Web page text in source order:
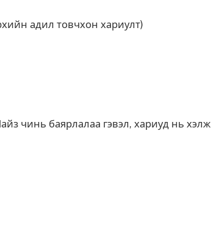
адил товчхон хариулт)
чинь баярлалаа гэвэл, хариуд нь хэлж